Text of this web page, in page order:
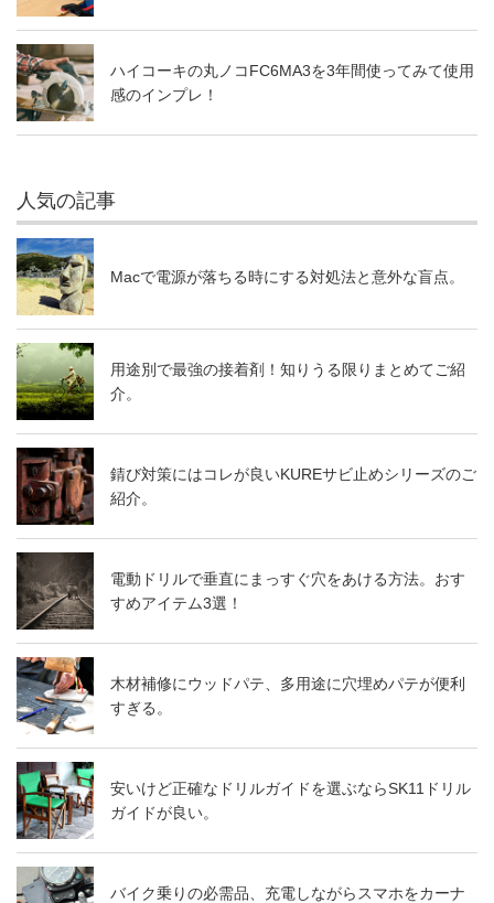
ハイコーキの丸ノコFC6MA3を3年間使ってみて使用
感のインプレ！
人気の記事
Macで電源が落ちる時にする対処法と意外な盲点。
用途別で最強の接着剤！知りうる限りまとめてご紹
介。
錆び対策にはコレが良いKUREサビ止めシリーズのご
紹介。
電動ドリルで垂直にまっすぐ穴をあける方法。おす
すめアイテム3選！
木材補修にウッドパテ、多用途に穴埋めパテが便利
すぎる。
安いけど正確なドリルガイドを選ぶならSK11ドリル
ガイドが良い。
バイク乗りの必需品、充電しながらスマホをカーナ